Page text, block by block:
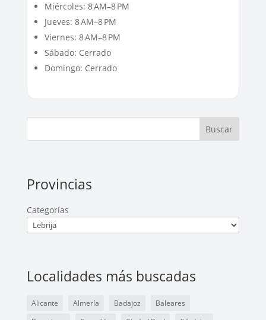
Miércoles: 8 AM–8 PM
Jueves: 8 AM–8 PM
Viernes: 8 AM–8 PM
Sábado: Cerrado
Domingo: Cerrado
Buscar
Provincias
Categorías
Localidades más buscadas
Alicante Almería Badajoz
Baleares